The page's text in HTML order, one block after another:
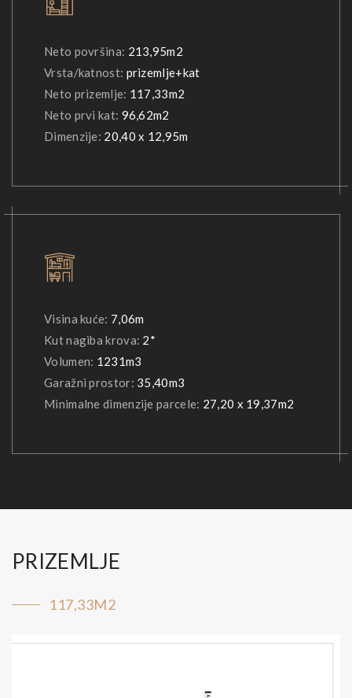
Neto površina: 213,95m2
Vrsta/katnost: prizemlje+kat
Neto prizemlje: 117,33m2
Neto prvi kat: 96,62m2
Dimenzije: 20,40 x 12,95m
Visina kuće: 7,06m
Kut nagiba krova: 2*
Volumen: 1231m3
Garažni prostor: 35,40m3
Minimalne dimenzije parcele: 27,20 x 19,37m2
PRIZEMLJE
117,33M2